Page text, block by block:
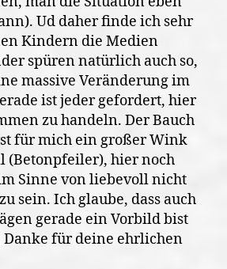
Ud daher finde ich sehr
Kindern die Medien
spüren natürlich auch so,
massive Veränderung im
ist jeder gefordert, hier
zu handeln. Der Bauch
für mich ein großer Wink
(Betonpfeiler), hier noch
Sinne von liebevoll nicht
sein. Ich glaube, dass auch
gerade ein Vorbild bist
Danke für deine ehrlichen